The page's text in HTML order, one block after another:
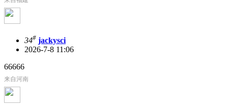
34# jackysci
2026-7-8 11:06
66666
来自河南